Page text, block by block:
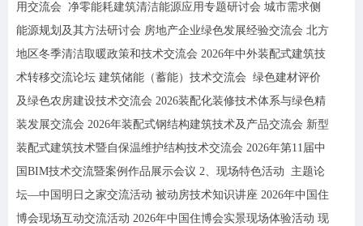
用交流会 净零能耗建筑清洁能源应用专题研讨会 城市需求侧
能源规划及其方法研讨会 房地产企业绿色发展经验交流会 北方
地区冬季清洁取暖政策和技术交流会 2026年中外装配式建筑技
术转移交流论坛 建筑储能（蓄能）技术交流会 绿色建材评价
及绿色农房建设技术交流会 2026装配化装修技术体系与绿色精
装发展交流会 2026年装配式钢结构建筑技术及产品交流会 新型
装配式建筑技术暨自保温维护结构技术交流会 2026年第11届中
国 BIM技术交流暨案例作品展示会议 2、现场特色活动 主题论
坛—中国明日之家交流活动 被动房技术知识讲座 2026年中国住
博会现场互动交流活动 2026年中国住博会实景现场体验活动 现